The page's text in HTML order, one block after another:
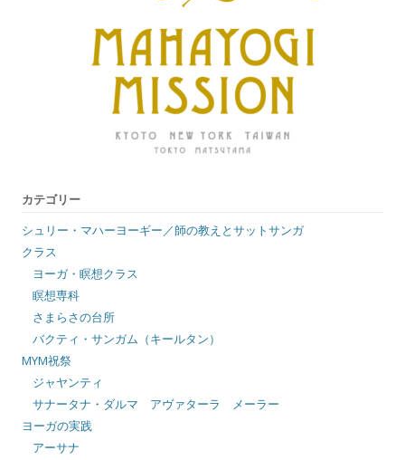
カテゴリー
シュリー・マハーヨーギー／師の教えとサットサンガ
クラス
ヨーガ・瞑想クラス
瞑想専科
さまらさの台所
バクティ・サンガム（キールタン）
MYM祝祭
ジャヤンティ
サナータナ・ダルマ アヴァターラ メーラー
ヨーガの実践
アーサナ